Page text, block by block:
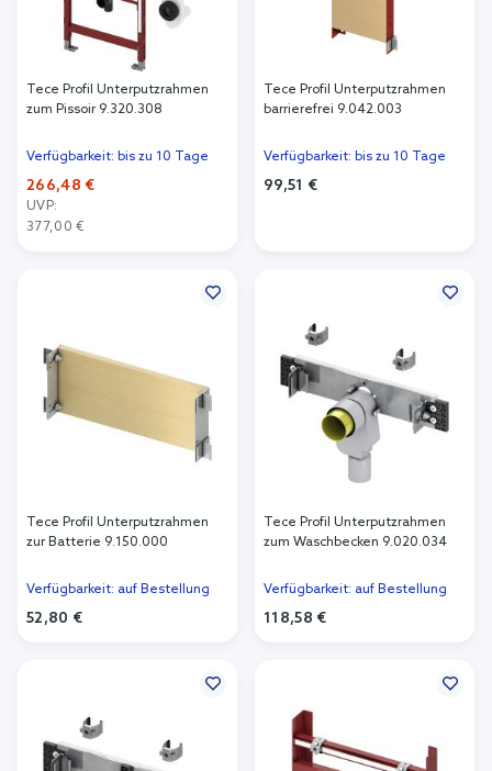
Tece Profil Unterputzrahmen
zum Pissoir 9.320.308
Verfügbarkeit: bis zu 10 Tage
266,48 €
UVP:
377,00 €
Tece Profil Unterputzrahmen
barrierefrei 9.042.003
Verfügbarkeit: bis zu 10 Tage
99,51 €
Tece Profil Unterputzrahmen
zur Batterie 9.150.000
Verfügbarkeit: auf Bestellung
52,80 €
Tece Profil Unterputzrahmen
zum Waschbecken 9.020.034
Verfügbarkeit: auf Bestellung
118,58 €